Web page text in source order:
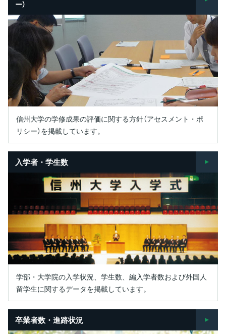
ー）
信州大学の学修成果の評価に関する方針（アセスメント・ポ
リシー）を掲載しています。
入学者・学生数
学部・大学院の入学状況、学生数、編入学者数および外国人
留学生に関するデータを掲載しています。
卒業者数・進路状況